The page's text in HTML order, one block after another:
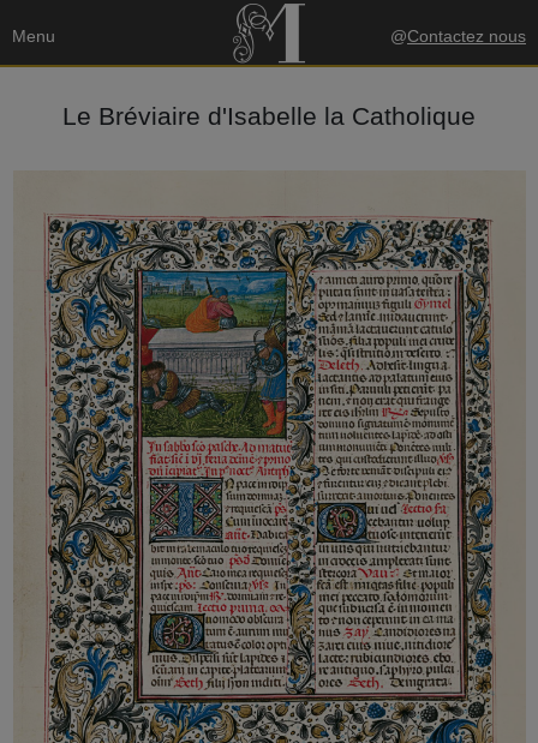
Menu @Contactez nous
Le Bréviaire d'Isabelle la Catholique